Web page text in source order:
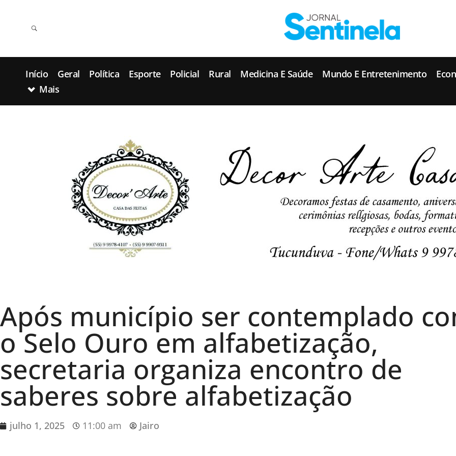
Início Geral Política Esporte Policial Rural Medicina E Saúde Mundo E Entretenimento
Mais
Após município ser contemplado
o Selo Ouro em alfabetização,
secretaria organiza encontro de
saberes sobre alfabetização
julho 1, 2025 11:00 am Jairo